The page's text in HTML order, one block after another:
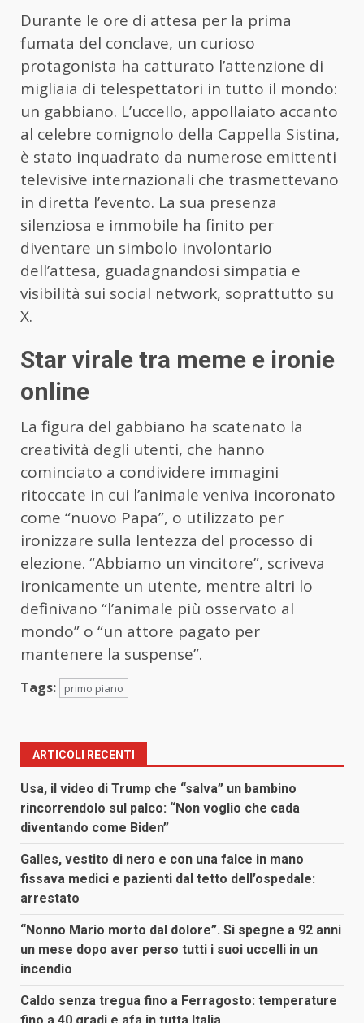
Durante le ore di attesa per la prima
fumata del conclave, un curioso
protagonista ha catturato l’attenzione di
migliaia di telespettatori in tutto il mondo:
un gabbiano. L’uccello, appollaiato accanto
al celebre comignolo della Cappella Sistina,
è stato inquadrato da numerose emittenti
televisive internazionali che trasmettevano
in diretta l’evento. La sua presenza
silenziosa e immobile ha finito per
diventare un simbolo involontario
dell’attesa, guadagnandosi simpatia e
visibilità sui social network, soprattutto su
X.
Star virale tra meme e ironie
online
La figura del gabbiano ha scatenato la
creatività degli utenti, che hanno
cominciato a condividere immagini
ritoccate in cui l’animale veniva incoronato
come “nuovo Papa”, o utilizzato per
ironizzare sulla lentezza del processo di
elezione. “Abbiamo un vincitore”, scriveva
ironicamente un utente, mentre altri lo
definivano “l’animale più osservato al
mondo” o “un attore pagato per
mantenere la suspense”.
Tags: primo piano
ARTICOLI RECENTI
Usa, il video di Trump che “salva” un bambino
rincorrendolo sul palco: “Non voglio che cada
diventando come Biden”
Galles, vestito di nero e con una falce in mano
fissava medici e pazienti dal tetto dell’ospedale:
arrestato
“Nonno Mario morto dal dolore”. Si spegne a 92 anni
un mese dopo aver perso tutti i suoi uccelli in un
incendio
Caldo senza tregua fino a Ferragosto: temperature